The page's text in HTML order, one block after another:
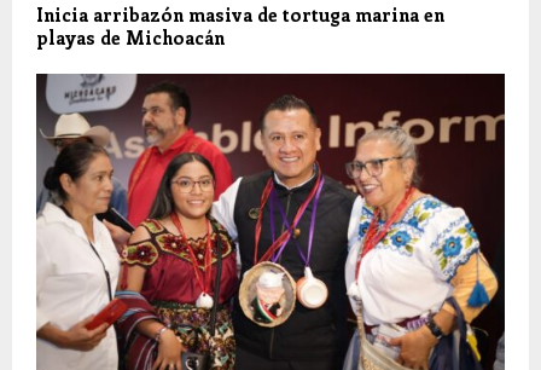
Inicia arribazón masiva de tortuga marina en
playas de Michoacán